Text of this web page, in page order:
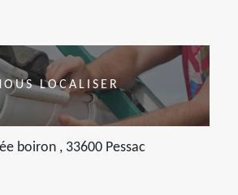
LOCALISER
boiron , 33600 Pessac